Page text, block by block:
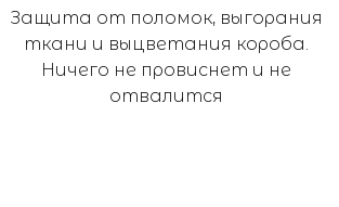
Защита от поломок, выгорания
ткани и выцветания короба.
Ничего не провиснет и не
отвалится